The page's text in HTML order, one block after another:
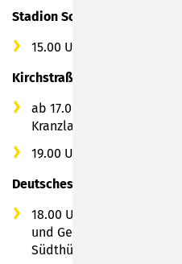
Stadion Sonneberg
15.00 Uhr Staffellauf der
Kirchstraße
ab 17.00 Uhr Aktionen
Kranzla e.V.
19.00 Uhr – 24.00 Uhr
Deutsches Spielzeugmuseum
18.00 Uhr: Heiteres &
und Gedichtla mit dem
Südthüringen